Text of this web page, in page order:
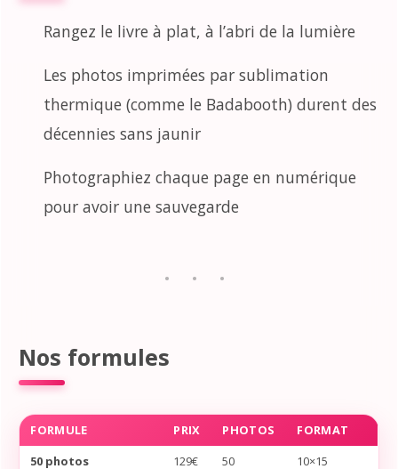
Rangez le livre à plat, à l’abri de la lumière
Les photos imprimées par sublimation
thermique (comme le Badabooth) durent des
décennies sans jaunir
Photographiez chaque page en numérique
pour avoir une sauvegarde
Nos formules
FORMULE PRIX PHOTOS
FORMAT
50 photos
129€ 50 10×15